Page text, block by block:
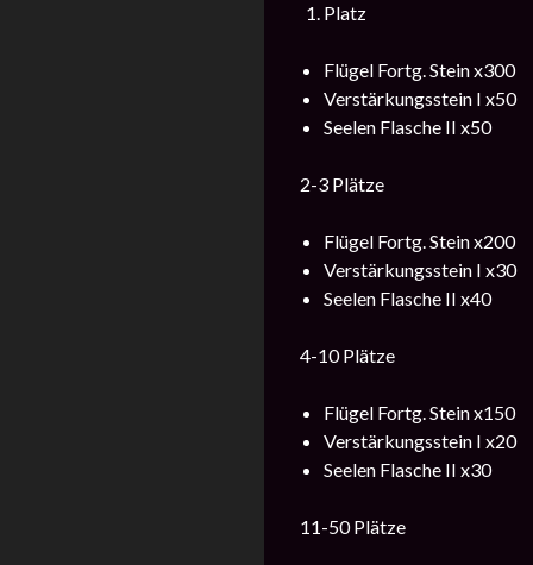
Platz
Flügel Fortg. Stein x300
Verstärkungsstein I x50
Seelen Flasche II x50
2-3 Plätze
Flügel Fortg. Stein x200
Verstärkungsstein I x30
Seelen Flasche II x40
4-10 Plätze
Flügel Fortg. Stein x150
Verstärkungsstein I x20
Seelen Flasche II x30
11-50 Plätze